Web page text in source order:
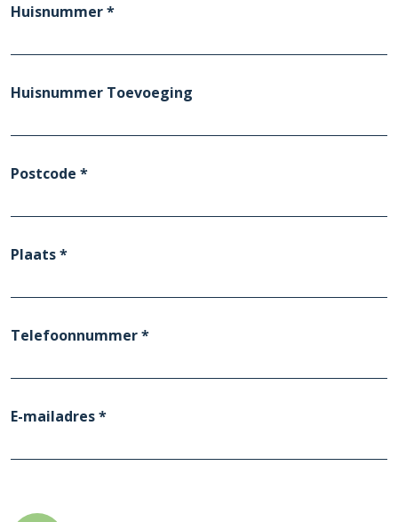
Huisnummer *
Huisnummer Toevoeging
Postcode *
Plaats *
Telefoonnummer *
E-mailadres *